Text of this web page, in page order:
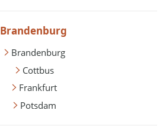
Brandenburg
Brandenburg
Cottbus
Frankfurt
Potsdam